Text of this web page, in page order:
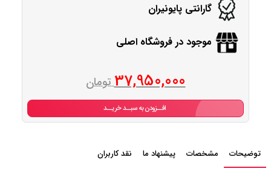
گارانتی پایونیران
موجود در فروشگاه اصلی
37,950,000تومان
افــزودن به سبــد خریــد
توضیحات مشخصات پیشنهاد ما نقد کاربران